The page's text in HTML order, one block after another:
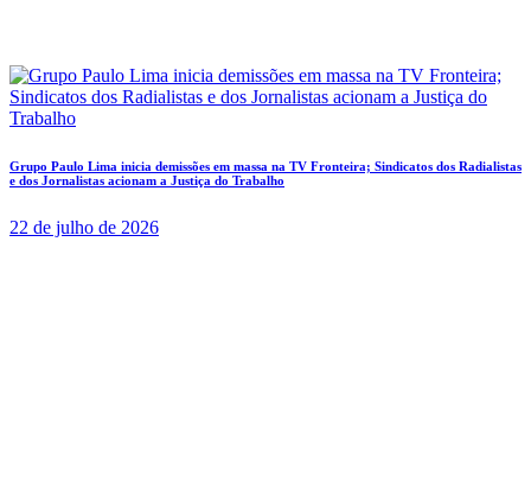
Grupo Paulo Lima inicia demissões em massa na TV Fronteira; Sindicatos dos Radialistas
e dos Jornalistas acionam a Justiça do Trabalho
22 de julho de 2026